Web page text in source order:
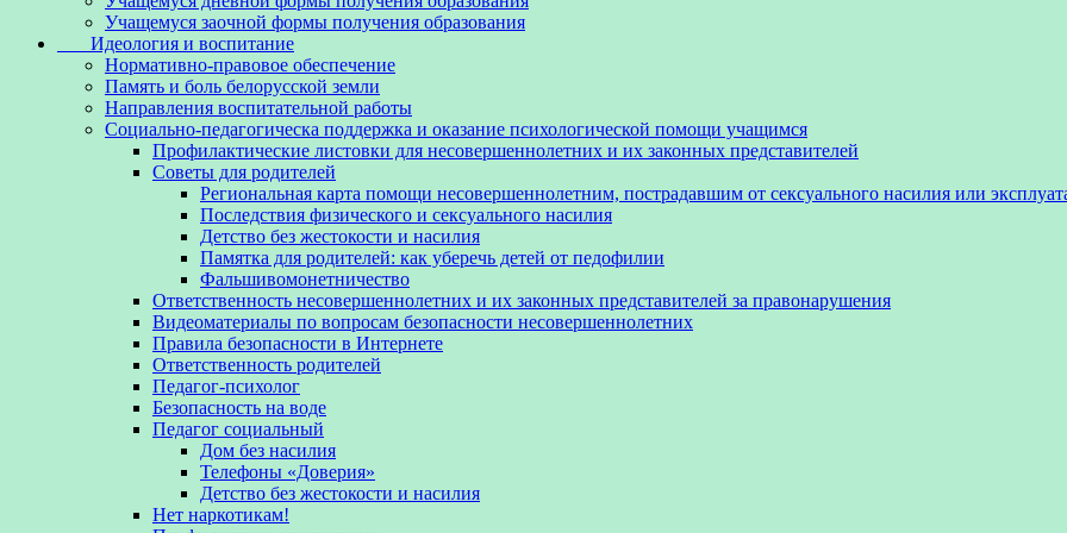
Учащемуся заочной формы получения образования
Идеология и воспитание
Нормативно-правовое обеспечение
Память и боль белорусской земли
Направления воспитательной работы
Социально-педагогическа поддержка и оказание психологической помощи учащимся
Профилактические листовки для несовершеннолетних и их законных представителей
Советы для родителей
Региональная карта помощи несовершеннолетним, пострадавшим от сексуального насилия или
Последствия физического и сексуального насилия
Детство без жестокости и насилия
Памятка для родителей: как уберечь детей от педофилии
Фальшивомонетничество
Ответственность несовершеннолетних и их законных представителей за правонарушения
Видеоматериалы по вопросам безопасности несовершеннолетних
Правила безопасности в Интернете
Ответственность родителей
Педагог-психолог
Безопасность на воде
Педагог социальный
Дом без насилия
Телефоны «Доверия»
Детство без жестокости и насилия
Нет наркотикам!